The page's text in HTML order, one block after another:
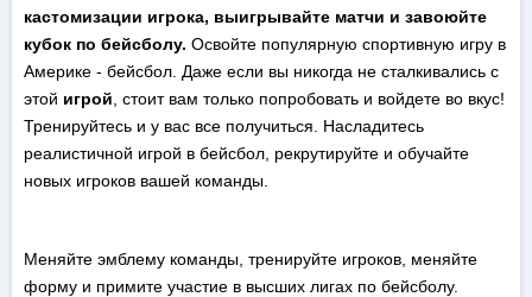
кастомизации игрока, выигрывайте матчи и завоюйте
кубок по бейсболу. Освойте популярную спортивную игру в
Америке - бейсбол. Даже если вы никогда не сталкивались с
этой игрой , стоит вам только попробовать и войдете во вкус!
Тренируйтесь и у вас все получиться. Насладитесь
реалистичной игрой в бейсбол, рекрутируйте и обучайте
новых игроков вашей команды.
Меняйте эмблему команды, тренируйте игроков, меняйте
форму и примите участие в высших лигах по бейсболу.